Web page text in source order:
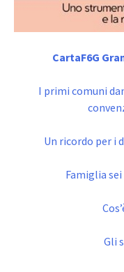
CartaF6G
I primi comuni
Un ricordo per i
Famiglia
Gli